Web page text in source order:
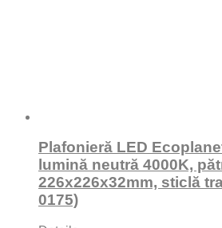
Plafonieră LED
lumină neutră 4000K,
226x226x32mm, sticlă
0175)